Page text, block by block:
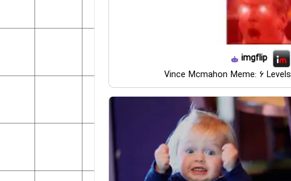
imgflip
Vince Mcmahon Meme: 6 Levels